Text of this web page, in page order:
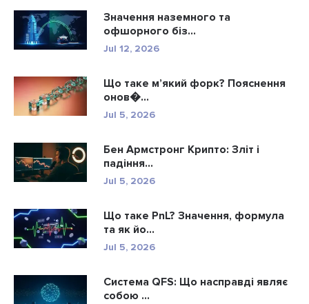
Значення наземного та
офшорного біз...
Jul 12, 2026
Що таке м’який форк? Пояснення
онов�...
Jul 5, 2026
Бен Армстронг Крипто: Зліт і
падіння...
Jul 5, 2026
Що таке PnL? Значення, формула
та як йо...
Jul 5, 2026
Система QFS: Що насправді являє
собою ...